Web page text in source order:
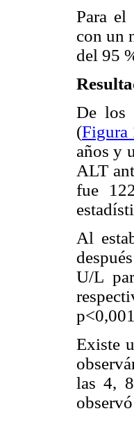
Para el
con un
del 95
De los
(Figura
años y
ALT
fue
Al
U/L
Existe
las 4,